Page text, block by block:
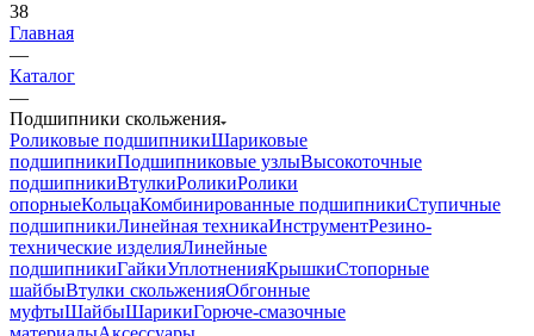
38
Главная
—
Каталог
—
Подшипники скольжения
Роликовые подшипникиШариковые
подшипникиПодшипниковые узлыВысокоточные
подшипникиВтулкиРоликиРолики
опорныеКольцаКомбинированные подшипникиСтупичные
подшипникиЛинейная техникаИнструментРезино-
технические изделияЛинейные
подшипникиГайкиУплотненияКрышкиСтопорные
шайбыВтулки скольженияОбгонные
муфтыШайбыШарикиГорюче-смазочные